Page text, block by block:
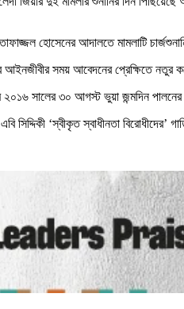
হোসেনের আদালতে মামলাটি
সময় আবেদনের প্রেক্ষিতে নতুর
২০১৬ সালের ৩০ আগস্ট ভুয়া জন্মদিন
‘স্বীকৃত স্বাধীনতা বিরোধীদের’